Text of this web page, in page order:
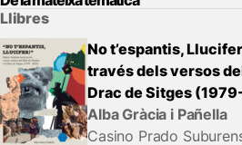
Llibres
No t’espantis,
través dels versos
Drac de Sitges
Alba Gràcia i Pañella
Casino Prado